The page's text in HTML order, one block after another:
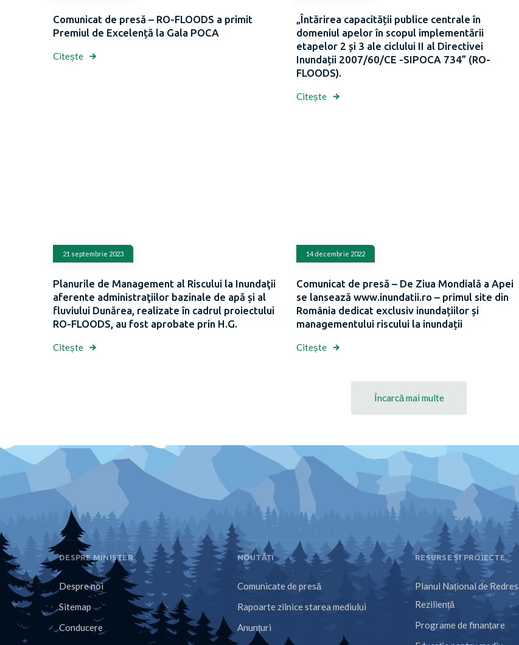
Comunicat de presă – RO-FLOODS a primit
Premiul de Excelență la Gala POCA
Citește
„Întărirea capacității publice centrale în
domeniul apelor în scopul implementării
etapelor 2 și 3 ale ciclului II al Directivei
Inundații 2007/60/CE -SIPOCA 734” (RO-
FLOODS).
Citește
21 septembrie 2023
Planurile de Management al Riscului la Inundaţii
aferente administraţiilor bazinale de apă și al
fluviului Dunărea, realizate în cadrul proiectului
RO-FLOODS, au fost aprobate prin H.G.
Citește
14 decembrie 2022
Comunicat de presă – De Ziua Mondială a Apei
se lansează www.inundatii.ro – primul site din
România dedicat exclusiv inundațiilor și
managementului riscului la inundații
Citește
Încarcă mai multe
DESPRE MINISTER
Despre noi
Sitemap
Conducere
NOUTĂȚI
Comunicate de presă
Rapoarte zilnice starea mediului
Anunțuri
RESURSE ȘI PROIECTE
Planul Național de
Reziliență
Programe de finanțare